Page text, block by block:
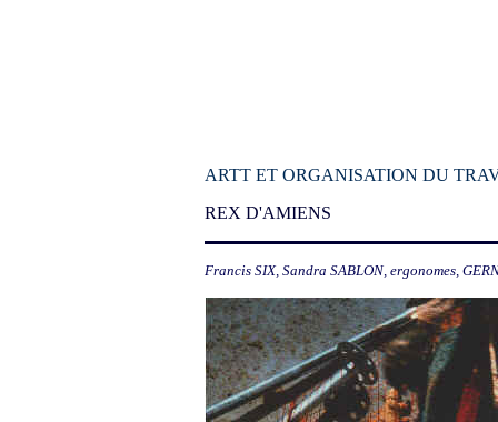
ARTT ET ORGANISATION DU
REX D'AMIENS
Francis SIX, Sandra SABLON, ergonomes,